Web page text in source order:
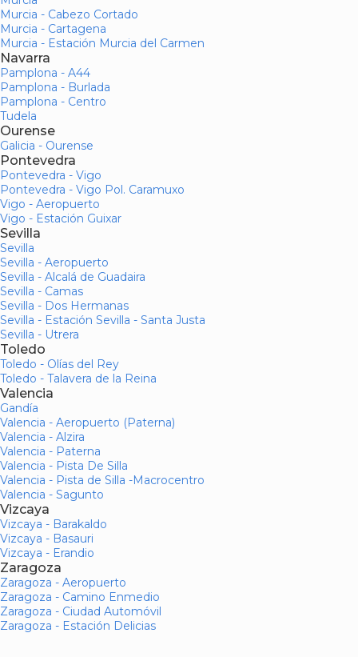
Murcia - Cabezo Cortado
Murcia - Cartagena
Murcia - Estación Murcia del Carmen
Navarra
Pamplona - A44
Pamplona - Burlada
Pamplona - Centro
Tudela
Ourense
Galicia - Ourense
Pontevedra
Pontevedra - Vigo
Pontevedra - Vigo Pol. Caramuxo
Vigo - Aeropuerto
Vigo - Estación Guixar
Sevilla
Sevilla
Sevilla - Aeropuerto
Sevilla - Alcalá de Guadaira
Sevilla - Camas
Sevilla - Dos Hermanas
Sevilla - Estación Sevilla - Santa Justa
Sevilla - Utrera
Toledo
Toledo - Olías del Rey
Toledo - Talavera de la Reina
Valencia
Gandía
Valencia - Aeropuerto (Paterna)
Valencia - Alzira
Valencia - Paterna
Valencia - Pista De Silla
Valencia - Pista de Silla -Macrocentro
Valencia - Sagunto
Vizcaya
Vizcaya - Barakaldo
Vizcaya - Basauri
Vizcaya - Erandio
Zaragoza
Zaragoza - Aeropuerto
Zaragoza - Camino Enmedio
Zaragoza - Ciudad Automóvil
Zaragoza - Estación Delicias